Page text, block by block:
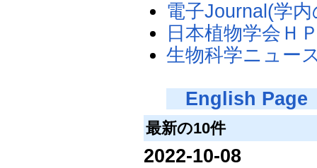
電子Journal(学
日本植物学会Ｈ
生物科学ニュー
English Page
最新の10件
2022-10-08